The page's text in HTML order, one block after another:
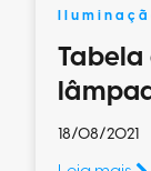
18/08/2021